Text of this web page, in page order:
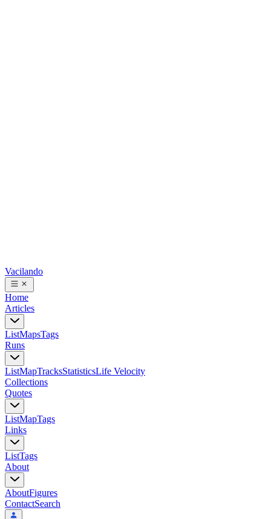
Vacilando
Home
Articles
ListMapsTags
Runs
ListMapTracksStatisticsLife Velocity
Collections
Quotes
ListMapTags
Links
ListTags
About
AboutFigures
ContactSearch